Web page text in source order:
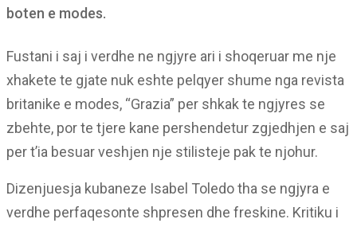
boten e modes.
Fustani i saj i verdhe ne ngjyre ari i shoqeruar me nje
xhakete te gjate nuk eshte pelqyer shume nga revista
britanike e modes, “Grazia” per shkak te ngjyres se
zbehte, por te tjere kane pershendetur zgjedhjen e saj
per t’ia besuar veshjen nje stilisteje pak te njohur.
Dizenjuesja kubaneze Isabel Toledo tha se ngjyra e
verdhe perfaqesonte shpresen dhe freskine. Kritiku i